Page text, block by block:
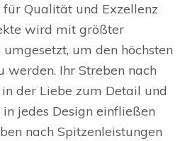
Qualität und Exzellenz
wird mit größter
um den höchsten
werden. Ihr Streben nach
der Liebe zum Detail und
jedes Design einfließen
nach Spitzenleistungen